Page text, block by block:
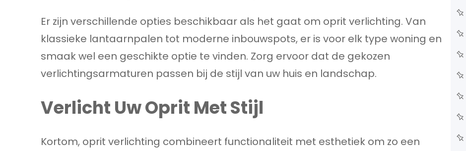
Er zijn verschillende opties beschikbaar als het gaat om oprit verlichting. Van
klassieke lantaarnpalen tot moderne inbouwspots, er is voor elk type woning en
smaak wel een geschikte optie te vinden. Zorg ervoor dat de gekozen
verlichtingsarmaturen passen bij de stijl van uw huis en landschap.
Verlicht Uw Oprit Met Stijl
Kortom, oprit verlichting combineert functionaliteit met esthetiek om zo een